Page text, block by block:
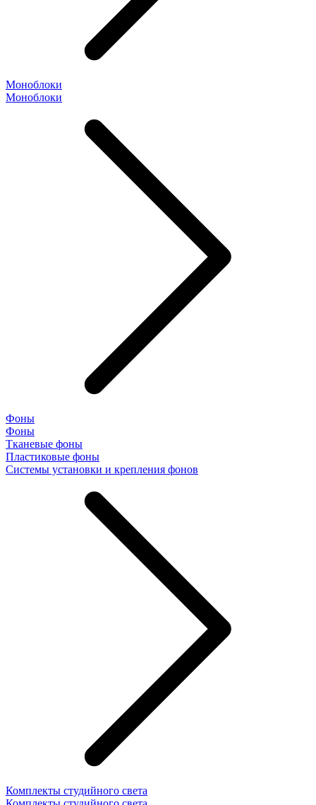
Моноблоки
Моноблоки
Фоны
Фоны
Тканевые фоны
Пластиковые фоны
Системы установки и крепления фонов
Комплекты студийного света